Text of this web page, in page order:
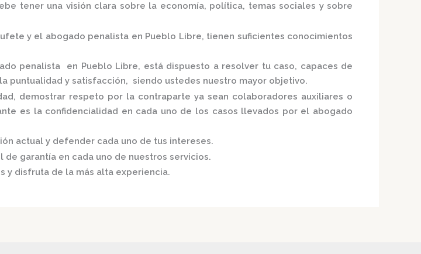
tener una visión clara sobre la economía, política, temas sociales y sobre
y el abogado penalista en Pueblo Libre, tienen suficientes conocimientos
penalista en Pueblo Libre, está dispuesto a resolver tu caso, capaces de
puntualidad y satisfacción, siendo ustedes nuestro mayor objetivo.
demostrar respeto por la contraparte ya sean colaboradores auxiliares o
es la confidencialidad en cada uno de los casos llevados por el abogado
actual y defender cada uno de tus intereses.
garantía en cada uno de nuestros servicios.
y disfruta de la más alta experiencia.